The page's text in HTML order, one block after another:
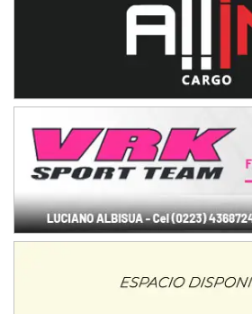
Ciudad de Trenque Lauquen (Asfalto)
ENTRERRIANO - F6 (POSTERGADA)
Villaguay (Entre Ríos)
VICTORIENSE - F7
El Cerro (Tierra)
Victoria (Entre Ríos)
PATAGONICO - F6
Moto Club Reginense (Tierra)
Gral. E. Godoy (Río Negro)
Juventud Unida (Tierra)